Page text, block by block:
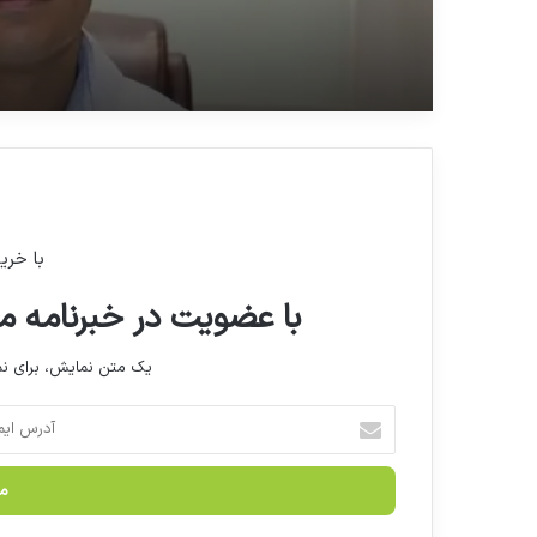
با
با عضویت در خبرنامه
یک متن نمایش،
ر
ا